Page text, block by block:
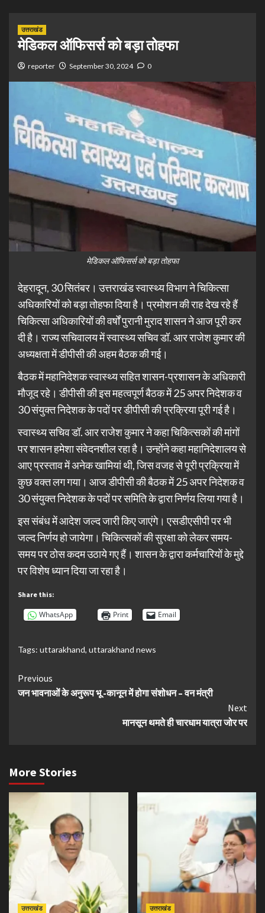
उत्तराखंड
मेडिकल ऑफिसर्स को बड़ा तोहफा
reporter September 30, 2024 0
मेडिकल ऑफिसर्स को बड़ा तोहफा
देहरादून, 30 सितंबर। उत्तराखंड स्वास्थ्य विभाग ने चिकित्सा
अधिकारियों को बड़ा तोहफा दिया है। प्रमोशन की राह देख रहे हैं
चिकित्सा अधिकारियों की वर्षों पुरानी मुराद शासन ने आज पूरी कर
दी है। राज्य सचिवालय में स्वास्थ्य सचिव डॉ. आर राजेश कुमार की
अध्यक्षता में डीपीसी की अहम बैठक की गई।
बैठक में महानिदेशक स्वास्थ्य सहित शासन-प्रशासन के अधिकारी
मौजूद रहे। डीपीसी की इस महत्वपूर्ण बैठक में 25 अपर निदेशक व
30 संयुक्त निदेशक के पदों पर डीपीसी की प्रक्रिया पूरी गई है।
स्वास्थ्य सचिव डॉ. आर राजेश कुमार ने कहा चिकित्सकों की मांगों
पर शासन हमेशा संवेदनशील रहा है। उन्होंने कहा महानिदेशालय से
आए प्रस्ताव में अनेक खामियां थी, जिस वजह से पूरी प्रक्रिया में
कुछ वक्त लग गया। आज डीपीसी की बैठक में 25 अपर निदेशक व
30 संयुक्त निदेशक के पदों पर समिति के द्वारा निर्णय लिया गया है।
इस संबंध में आदेश जल्द जारी किए जाएंगे। एसडीएसीपी पर भी
जल्द निर्णय हो जायेगा। चिकित्सकों की सुरक्षा को लेकर समय-
समय पर ठोस कदम उठाये गए हैं। शासन के द्वारा कर्मचारियों के मुद्दे
पर विशेष ध्यान दिया जा रहा है।
Share this:
WhatsApp Print Email
Tags: uttarakhand, uttarakhand news
Continue
Reading
Previous
जन भावनाओं के अनुरूप भू -कानून में होगा संशोधन – वन मंत्री
Next
मानसून थमते ही चारधाम यात्रा जोर पर
More Stories
उत्तराखंड उत्तराखंड